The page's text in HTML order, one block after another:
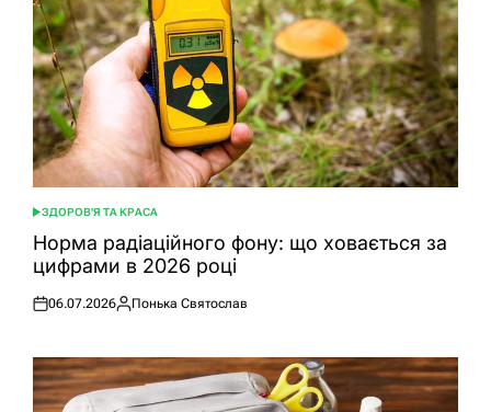
ОПУБЛІКУВАТИ
У
ЗДОРОВ'Я ТА КРАСА
Норма радіаційного фону: що ховається за
цифрами в 2026 році
Оприлюднено
06.07.2026
Опубліковано
Понька Святослав